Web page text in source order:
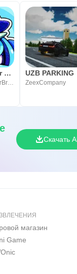
Box Simulator Told
Inc Box SimulatorBrawl
UZB PARKING
ZeexCompany
Скачать
магазин
Game